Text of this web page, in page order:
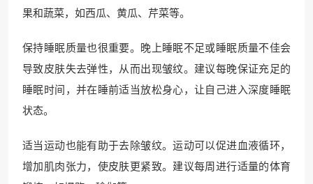
果和蔬菜，如西瓜、黄瓜、芹菜等。
保持睡眠质量也很重要。晚上睡眠不足或睡眠质量不佳会
导致皮肤失去弹性，从而出现皱纹。建议每晚保证充足的
睡眠时间，并在睡前适当放松身心，让自己进入深度睡眠
状态。
适当运动也能有助于去除皱纹。运动可以促进血液循环，
增加肌肉张力，使皮肤更紧致。建议每周进行适量的体育